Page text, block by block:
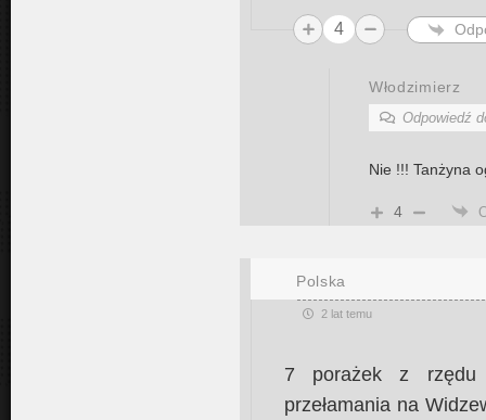
4
Włodzimierz
Odpowiedź
Nie !!! Tanżyna
4
Polska
2 lat temu
7 porażek z
przełamania na